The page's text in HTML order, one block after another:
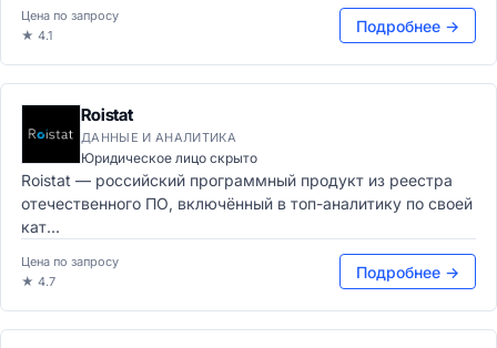
Цена по запросу
★ 4.1
Подробнее →
Roistat
ДАННЫЕ И АНАЛИТИКА
Юридическое лицо скрыто
Roistat — российский программный продукт из реестра
отечественного ПО, включённый в топ-аналитику по своей
кат...
Цена по запросу
★ 4.7
Подробнее →